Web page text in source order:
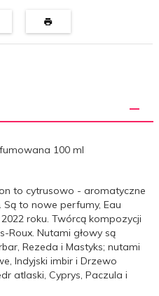
100 ml
to cytrusowo - aromatyczne
to nowe perfumy, Eau
roku. Twórcą kompozycji
Roux. Nutami głowy są
Rezeda i Mastyks; nutami
Indyjski imbir i Drzewo
atlaski, Cyprys, Paczula i